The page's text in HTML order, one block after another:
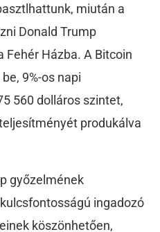
miután a
Donald Trump
Házba. A Bitcoin
9%-os napi
560 dolláros szintet,
produkálva
győzelmének
ingadozó
köszönhetően,